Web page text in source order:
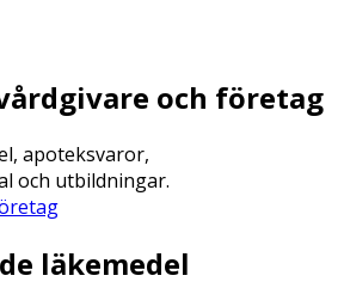
och företag
apoteksvaror,
och utbildningar.
läkemedel